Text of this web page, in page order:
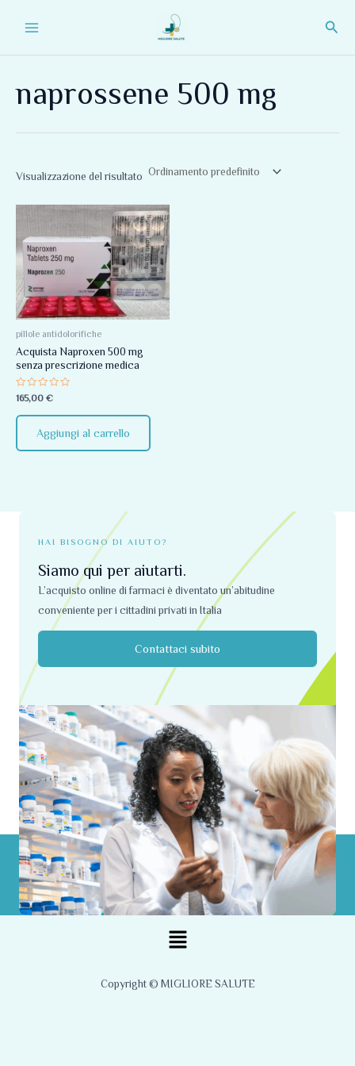
naprossene 500 mg
Visualizzazione del risultato
pillole antidolorifiche
Acquista Naproxen 500 mg
senza prescrizione medica
Valutato
0
su
5
165,00 €
Aggiungi al carrello
HAI BISOGNO DI AIUTO?
Siamo qui per aiutarti.
L’acquisto online di farmaci è diventato un’abitudine
conveniente per i cittadini privati ​​in Italia
Contattaci subito
Menu
Copyright © MIGLIORE SALUTE